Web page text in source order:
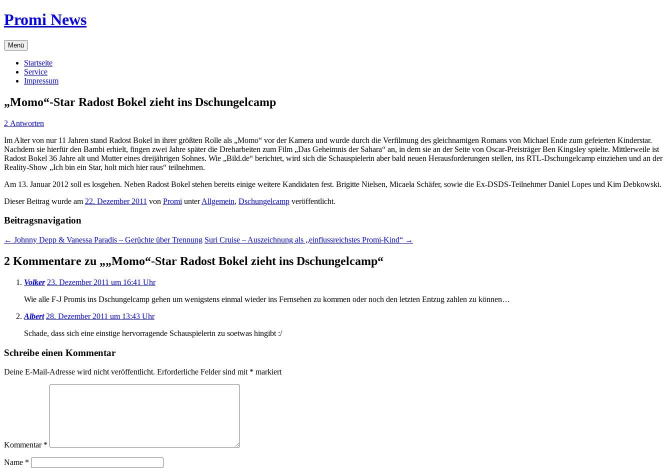
Zum
Inhalt
Promi News
Menü
Startseite
Service
Impressum
„Momo“-Star Radost Bokel zieht ins Dschungelcamp
2 Antworten
Im Alter von nur 11 Jahren stand Radost Bokel in ihrer größten Rolle als „Momo“ vor der Kamera und wurde durch die Verfilmung des gleichnamigen Romans von Michael Ende zum gefeierten Kinderstar.
Nachdem sie hierfür den Bambi erhielt, fingen zwei Jahre später die Dreharbeiten zum Film „Das Geheimnis der Sahara“ an, in dem sie an der Seite von Oscar-Preisträger Ben Kingsley spielte. Mittlerweile ist
Radost Bokel 36 Jahre alt und Mutter eines dreijährigen Sohnes. Wie „Bild.de“ berichtet, wird sich die Schauspielerin aber bald neuen Herausforderungen stellen, ins RTL-Dschungelcamp einziehen und an der
Reality-Show „Ich bin ein Star, holt mich hier raus“ teilnehmen.
Am 13. Januar 2012 soll es losgehen. Neben Radost Bokel stehen bereits einige weitere Kandidaten fest. Brigitte Nielsen, Micaela Schäfer, sowie die Ex-DSDS-Teilnehmer Daniel Lopes und Kim Debkowski.
Dieser Beitrag wurde am 22. Dezember 2011 von Promi unterAllgemein, Dschungelcamp veröffentlicht.
Beitragsnavigation
← Johnny Depp & Vanessa Paradis – Gerüchte über Trennung Suri Cruise – Auszeichnung als „einflussreichstes Promi-Kind“ →
2 Kommentare zu „„Momo“-Star Radost Bokel zieht ins Dschungelcamp“
Volker 23. Dezember 2011 um 16:41 Uhr
Wie alle F-J Promis ins Dschungelcamp gehen um wenigstens einmal wieder ins Fernsehen zu kommen oder noch den letzten Entzug zahlen zu können…
Albert 28. Dezember 2011 um 13:43 Uhr
Schade, dass sich eine einstige hervorragende Schauspielerin zu soetwas hingibt :/
Schreibe einen Kommentar
Deine E-Mail-Adresse wird nicht veröffentlicht. Erforderliche Felder sind mit * markiert
Kommentar *
Name *